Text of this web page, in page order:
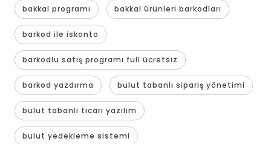
bakkal programı bakkal ürünleri barkodları
barkod ile iskonto
barkodlu satış programı full ücretsiz
barkod yazdırma bulut tabanlı sipariş yönetimi
bulut tabanlı ticari yazılım
bulut yedekleme sistemi